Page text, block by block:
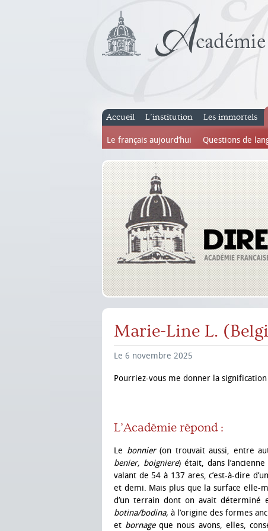
Accueil L’institution Les immortels
Le français aujourd’hui Questions de
Marie-Line L.
Le 6 novembre 2025
Pourriez-vous me donner la
L’Académie répond :
Le bonnier(on trouvait aussi, entre
benier, boigniere) était, dans
valant de 54 à 137 ares, c’est-à-dire
et demi. Mais plus que la surface elle-
d’un terrain dont on avait
botina/bodina,à l’origine des formes
et bornageque nous avons, elles,